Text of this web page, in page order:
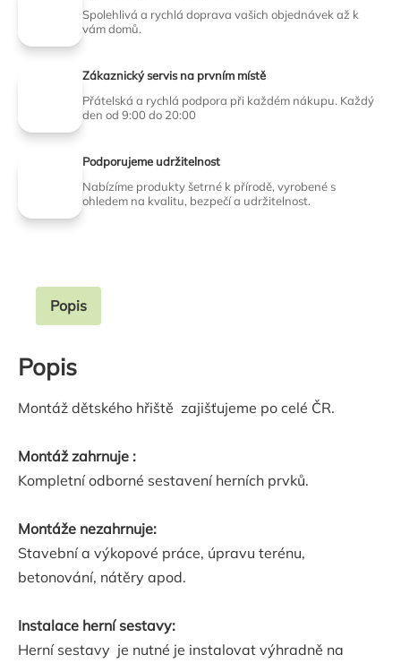
Spolehlivá a rychlá doprava vašich objednávek až k
vám domů.
Zákaznický servis na prvním místě
Přátelská a rychlá podpora při každém nákupu. Každý
den od 9:00 do 20:00
Podporujeme udržitelnost
Nabízíme produkty šetrné k přírodě, vyrobené s
ohledem na kvalitu, bezpečí a udržitelnost.
Popis
Popis
Montáž dětského hřiště zajišťujeme po celé ČR.
Montáž zahrnuje :
Kompletní odborné sestavení herních prvků.
Montáže nezahrnuje:
Stavební a výkopové práce, úpravu terénu,
betonování, nátěry apod.
Instalace herní sestavy:
Herní sestavy je nutné je instalovat výhradně na